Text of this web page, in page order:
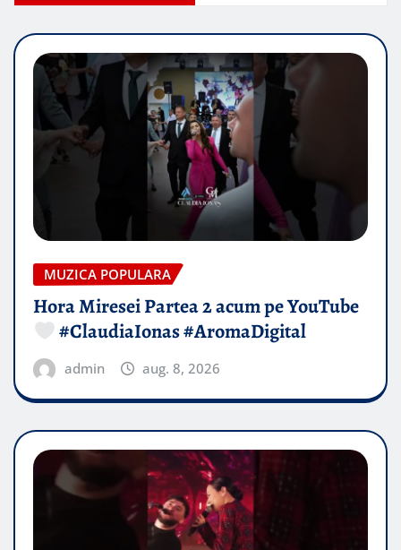
MUZICA POPULARA
Hora Miresei Partea 2 acum pe YouTube
#ClaudiaIonas #AromaDigital
admin aug. 8, 2026